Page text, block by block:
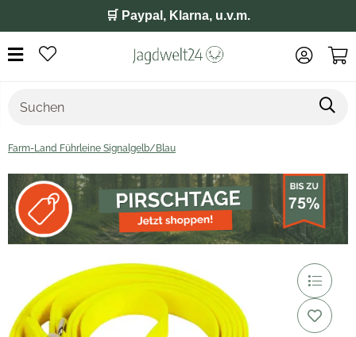
🛒 Paypal, Klarna, u.v.m.
Farm-Land Führleine Signalgelb/Blau